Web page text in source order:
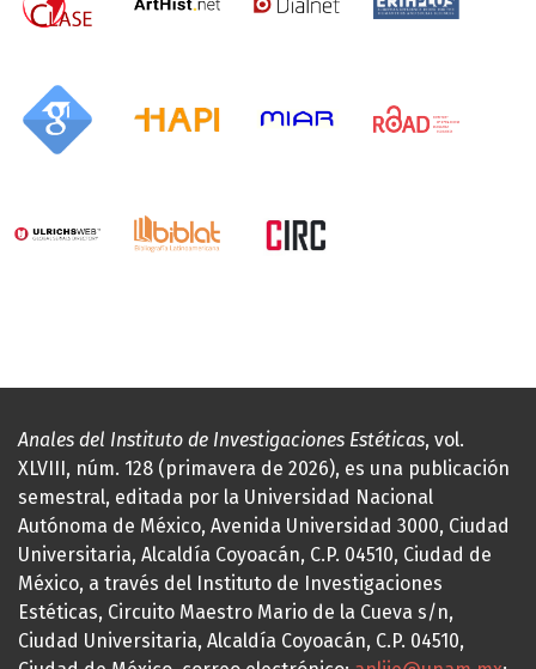
Anales del Instituto de Investigaciones Estéticas, vol.
XLVIII, núm. 128 (primavera de 2026), es una publicación
semestral, editada por la Universidad Nacional
Autónoma de México, Avenida Universidad 3000, Ciudad
Universitaria, Alcaldía Coyoacán, C.P. 04510, Ciudad de
México, a través del Instituto de Investigaciones
Estéticas, Circuito Maestro Mario de la Cueva s/n,
Ciudad Universitaria, Alcaldía Coyoacán, C.P. 04510,